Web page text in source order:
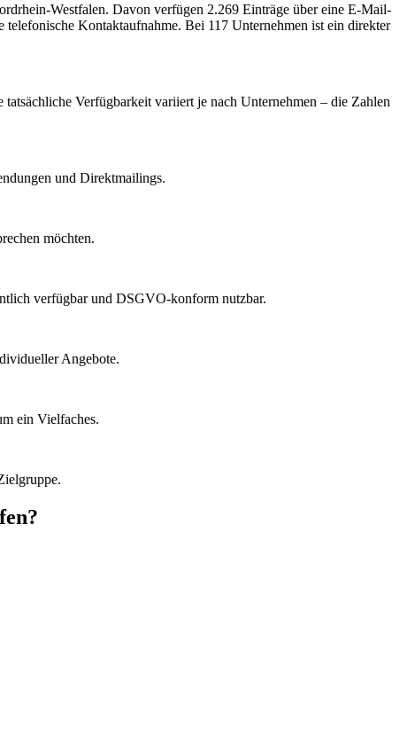
Westfalen. Davon verfügen 2.269 Einträge über eine E-Mail-
telefonische Kontaktaufnahme. Bei 117 Unternehmen ist ein direkter
Verfügbarkeit variiert je nach Unternehmen – die Zahlen
und Direktmailings.
möchten.
verfügbar und DSGVO-konform nutzbar.
Angebote.
ein Vielfaches.